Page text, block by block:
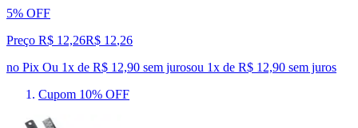
5% OFF
Preço R$ 12,26R$ 12,26
no Pix Ou 1x de R$ 12,90 sem jurosou 1x de R$ 12,90 sem juros
Cupom 10% OFF